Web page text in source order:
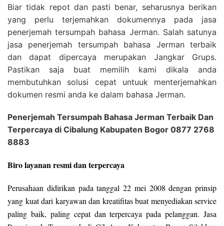
Biar tidak repot dan pasti benar, seharusnya berikan
yang perlu terjemahkan dokumennya pada jasa
penerjemah tersumpah bahasa Jerman. Salah satunya
jasa penerjemah tersumpah bahasa Jerman terbaik
dan dapat dipercaya merupakan Jangkar Grups.
Pastikan saja buat memilih kami dikala anda
membutuhkan solusi cepat untuuk menterjemahkan
dokumen resmi anda ke dalam bahasa Jerman.
Penerjemah Tersumpah Bahasa Jerman Terbaik Dan
Terpercaya di Cibalung Kabupaten Bogor 0877 2768
8883
Biro layanan resmi dan terpercaya
Perusahaan didirikan pada tanggal 22 mei 2008 dengan prinsip
yang kuat dari karyawan dan kreatifitas buat menyediakan service
paling baik, paling cepat dan terpercaya pada pelanggan. Jasa